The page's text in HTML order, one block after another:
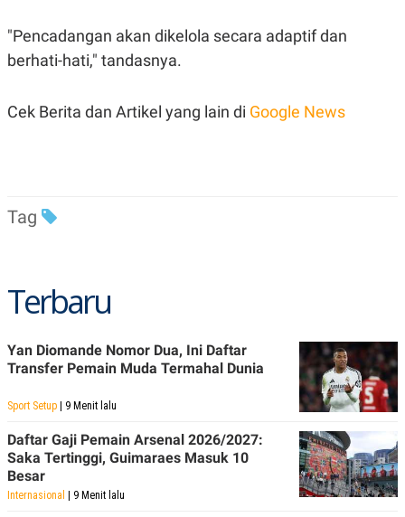
"Pencadangan akan dikelola secara adaptif dan
berhati-hati," tandasnya.
Cek Berita dan Artikel yang lain di Google News
Tag
Terbaru
Yan Diomande Nomor Dua, Ini Daftar
Transfer Pemain Muda Termahal Dunia
Sport Setup | 9 Menit lalu
Daftar Gaji Pemain Arsenal 2026/2027:
Saka Tertinggi, Guimaraes Masuk 10
Besar
Internasional | 9 Menit lalu